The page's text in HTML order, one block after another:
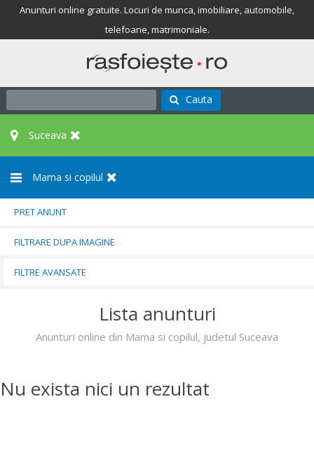
Anunturi online gratuite. Locuri de munca, imobiliare, automobile,
telefoane, matrimoniale.
Cauta
Suceava
Mama si copilul
PRET ANUNT
FILTRARE DUPA IMAGINE
FILTRE AVANSATE
Lista anunturi
Anunturi online din Mama si copilul, judetul Suceava
Nu exista nici un rezultat